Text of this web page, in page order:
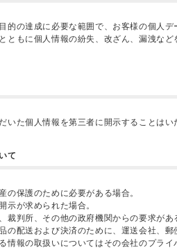
的の達成に必要な範囲で、お客様の個人
ともに個人情報の紛失、改ざん、漏洩な
いた個人情報を第三者に開示することはい
て
の保護のために必要がある場合。
示が求められた場合。
裁判所、その他の政府機関からの要求があ
の配送および決済のために、運送会社、
情報の取扱いについてはその会社のプラ